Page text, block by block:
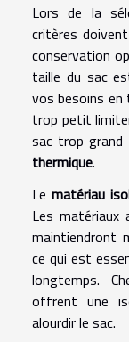
Lors de la
critères
conservation
taille du sac
vos besoins en
trop petit
sac trop
thermique.
Lematériau
Les matériaux
maintiendront
ce qui est
longtemps.
offrent une
alourdir le sac.